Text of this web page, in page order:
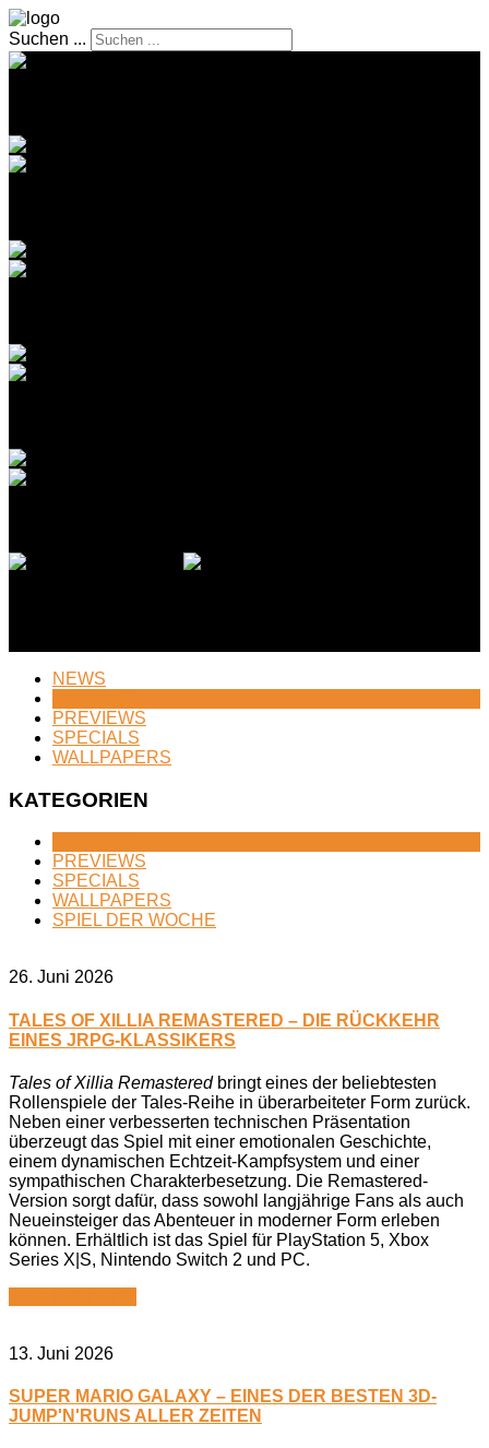
Suchen ...
NEWS
PREVIEWS
SPECIALS
WALLPAPERS
KATEGORIEN
PREVIEWS
SPECIALS
WALLPAPERS
SPIEL DER WOCHE
26. Juni 2026
TALES OF XILLIA REMASTERED – DIE RÜCKKEHR
EINES JRPG-KLASSIKERS
Tales of Xillia Remasteredbringt eines der beliebtesten
Rollenspiele der Tales-Reihe in überarbeiteter Form zurück.
Neben einer verbesserten technischen Präsentation
überzeugt das Spiel mit einer emotionalen Geschichte,
einem dynamischen Echtzeit-Kampfsystem und einer
sympathischen Charakterbesetzung. Die Remastered-
Version sorgt dafür, dass sowohl langjährige Fans als auch
Neueinsteiger das Abenteuer in moderner Form erleben
können. Erhältlich ist das Spiel für PlayStation 5, Xbox
Series X|S, Nintendo Switch 2 und PC.
13. Juni 2026
SUPER MARIO GALAXY – EINES DER BESTEN 3D-
JUMP'N'RUNS ALLER ZEITEN